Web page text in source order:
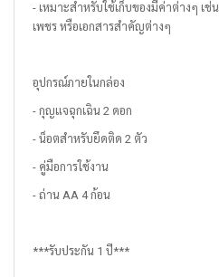
- เหมาะสำหรับใช้เก็บของมีค่าต่างๆ เช่
เพชร หรือเอกสารสำคัญต่างๆ
อุปกรณ์ภายในกล่อง
- กุญแจฉุกเฉิน 2 ดอก
- น็อตสำหรับยึดติด 2 ตัว
- คู่มือการใช้งาน
- ถ่าน AA 4 ก้อน
***รับประกัน 1 ปี***